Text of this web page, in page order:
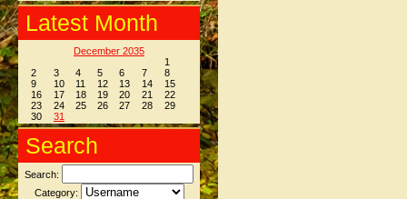
Latest Month
December 2035
1
2
3 4 5 6 7
8
9
10 11 12 13 14
15
16
17 18 19 20 21
22
23
24 25 26 27 28
29
30
31
Search
Search:
Category: